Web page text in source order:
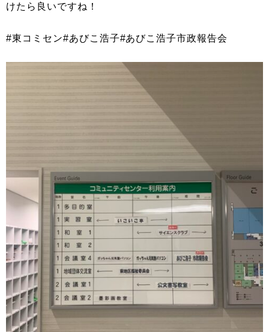
けたら良いですね！
#東コミセン#あびこ浩子#あびこ浩子市政報告会